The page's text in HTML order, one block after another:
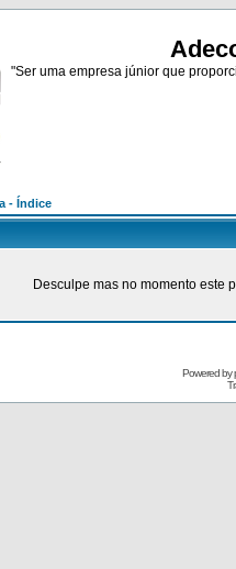
"Ser uma empresa júnior que
- Índice
Desculpe mas no momento este
Powered by